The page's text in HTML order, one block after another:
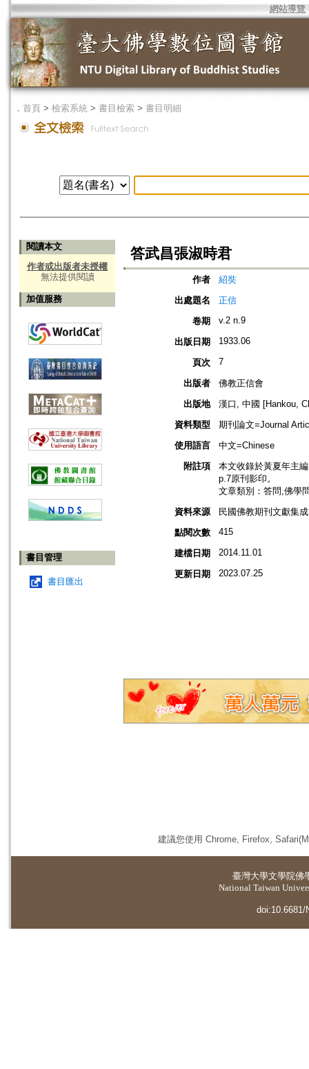
網站導覽
． 首頁 > 檢索系統 > 書目檢索 > 書目明細
閱讀本文
作者或出版者未授權
無法提供閱讀
加值服務
書目管理
書目匯出
答武昌張淑時君
作者
紹奘
出處題名
正信
卷期
v.2 n.9
出版日期 1933.06
頁次 7
出版者
佛教正信會
出版地
漢口, 中國 [Hankou,
資料類型
期刊論文=Journal
使用語言
中文=Chinese
附註項
本文收錄於黃夏年主
p.7原刊影印。
文章類別：答問,佛學
資料來源
民國佛教期刊文獻集
點閱次數
415
建檔日期 2014.11.01
更新日期 2023.07.25
建議您使用 Chrome, Firefox,
臺灣大學文學院佛
National Taiwan
doi:10.6681/